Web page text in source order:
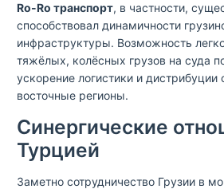
Ro-Ro транспорт, в частности,
способствовал динамичности
инфраструктуры. Возможность
тяжёлых, колёсных грузов на суда
ускорение логистики и дистрибуции
восточные регионы.
Синергические
Турцией
Заметно сотрудничество Грузии в